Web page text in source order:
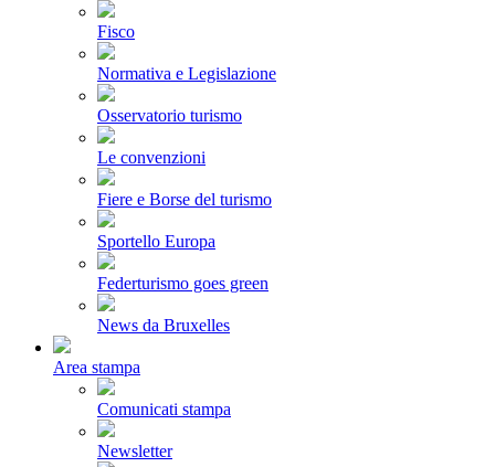
Fisco
Normativa e Legislazione
Osservatorio turismo
Le convenzioni
Fiere e Borse del turismo
Sportello Europa
Federturismo goes green
News da Bruxelles
Area stampa
Comunicati stampa
Newsletter